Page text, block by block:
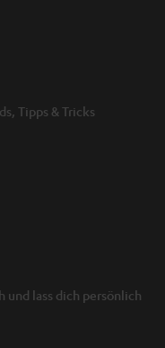
Tipps & Tricks
und lass dich persönlich